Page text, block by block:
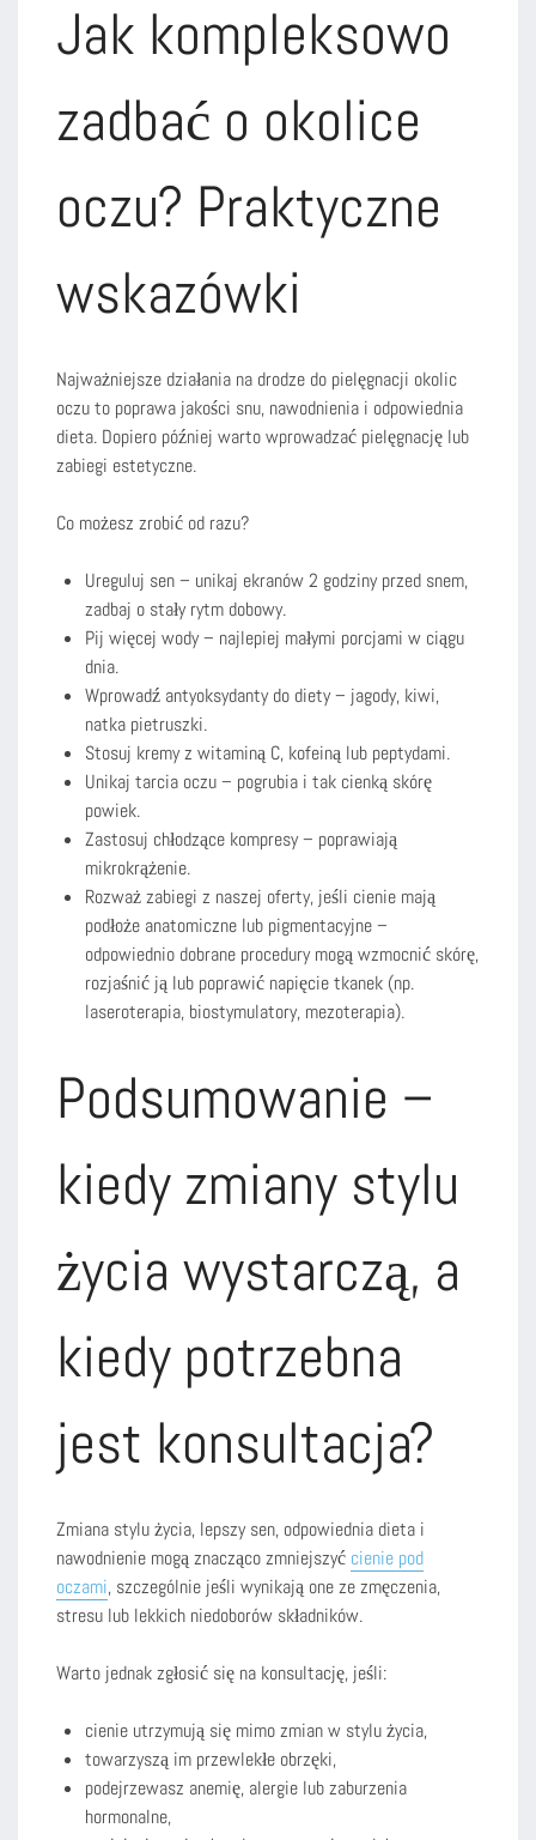
Jak kompleksowo
zadbać o okolice
oczu? Praktyczne
wskazówki
Najważniejsze działania na drodze do pielęgnacji okolic
oczu to poprawa jakości snu, nawodnienia i odpowiednia
dieta. Dopiero później warto wprowadzać pielęgnację lub
zabiegi estetyczne.
Co możesz zrobić od razu?
Ureguluj sen – unikaj ekranów 2 godziny przed snem,
zadbaj o stały rytm dobowy.
Pij więcej wody – najlepiej małymi porcjami w ciągu
dnia.
Wprowadź antyoksydanty do diety – jagody, kiwi,
natka pietruszki.
Stosuj kremy z witaminą C, kofeiną lub peptydami.
Unikaj tarcia oczu – pogrubia i tak cienką skórę
powiek.
Zastosuj chłodzące kompresy – poprawiają
mikrokrążenie.
Rozważ zabiegi z naszej oferty, jeśli cienie mają
podłoże anatomiczne lub pigmentacyjne –
odpowiednio dobrane procedury mogą wzmocnić skórę,
rozjaśnić ją lub poprawić napięcie tkanek (np.
laseroterapia, biostymulatory, mezoterapia).
Podsumowanie –
kiedy zmiany stylu
życia wystarczą, a
kiedy potrzebna
jest konsultacja?
Zmiana stylu życia, lepszy sen, odpowiednia dieta i
nawodnienie mogą znacząco zmniejszyć cienie pod
oczami, szczególnie jeśli wynikają one ze zmęczenia,
stresu lub lekkich niedoborów składników.
Warto jednak zgłosić się na konsultację, jeśli:
cienie utrzymują się mimo zmian w stylu życia,
towarzyszą im przewlekłe obrzęki,
podejrzewasz anemię, alergie lub zaburzenia
hormonalne,